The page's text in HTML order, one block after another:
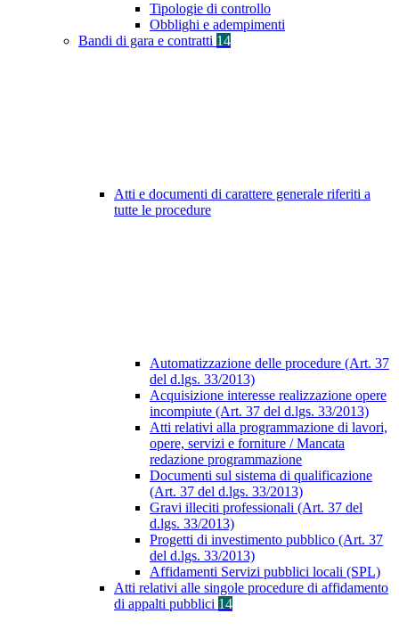
Tipologie di controllo
Obblighi e adempimenti
Bandi di gara e contratti 14
Atti e documenti di carattere generale riferiti a
tutte le procedure
Automatizzazione delle procedure (Art. 37
del d.lgs. 33/2013)
Acquisizione interesse realizzazione opere
incompiute (Art. 37 del d.lgs. 33/2013)
Atti relativi alla programmazione di lavori,
opere, servizi e forniture / Mancata
redazione programmazione
Documenti sul sistema di qualificazione
(Art. 37 del d.lgs. 33/2013)
Gravi illeciti professionali (Art. 37 del
d.lgs. 33/2013)
Progetti di investimento pubblico (Art. 37
del d.lgs. 33/2013)
Affidamenti Servizi pubblici locali (SPL)
Atti relativi alle singole procedure di affidamento
di appalti pubblici 14